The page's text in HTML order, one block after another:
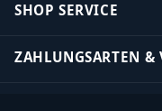
SHOP SERVICE
ZAHLUNGSARTEN &